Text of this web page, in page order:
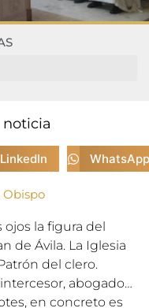
LinkedIn WhatsApp
Obispo
la figura del
de Ávila. La Iglesia
del clero.
abogado…
en concreto es